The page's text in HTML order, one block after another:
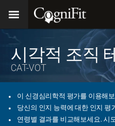
시각적 조직
CAT-VOT
이 신경심리학적 평가를 이용해
당신의 인지 능력에 대한 인지 평
연령별 결과를 비교해보세요. 시